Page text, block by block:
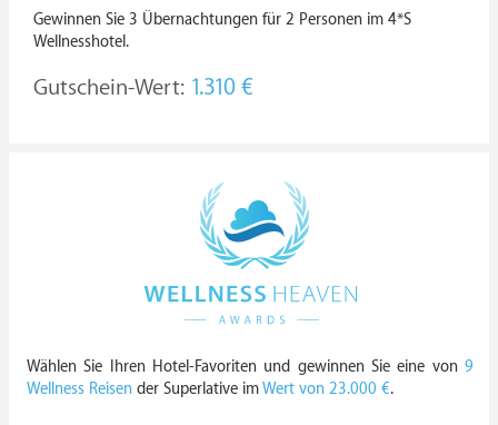
Gewinnen Sie 3 Übernachtungen für 2 Personen im 4*S
Wellnesshotel.
Gutschein-Wert: 1.310 €
Wählen Sie Ihren Hotel-Favoriten und gewinnen Sie eine von 9
Wellness Reisen der Superlative imWert von 23.000 €.